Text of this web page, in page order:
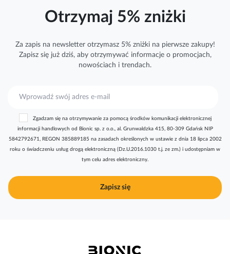
Otrzymaj 5% zniżki
Za zapis na newsletter otrzymasz 5% zniżki na pierwsze zakupy!
Zapisz się już dziś, aby otrzymywać informacjeo promocjach,
nowościach i trendach.
r
y
j
n
Zapisz się
Zgadzam się na otrzymywanie za pomocą środków komunikacji elektronicznej
informacji handlowych od Bionic sp. z o.o., al. Grunwaldzka 415, 80-309 Gdańsk NIP
5842792671, REGON 385889185 na zasadach określonych w ustawie z dnia 18 lipca 2002
roku o świadczeniu usług drogą elektroniczną (Dz.U.2016.1030 t.j. ze zm.) i udostępniam w
tym celu adres elektroniczny.